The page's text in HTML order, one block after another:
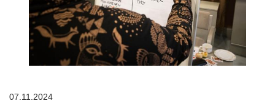
07.11.2024